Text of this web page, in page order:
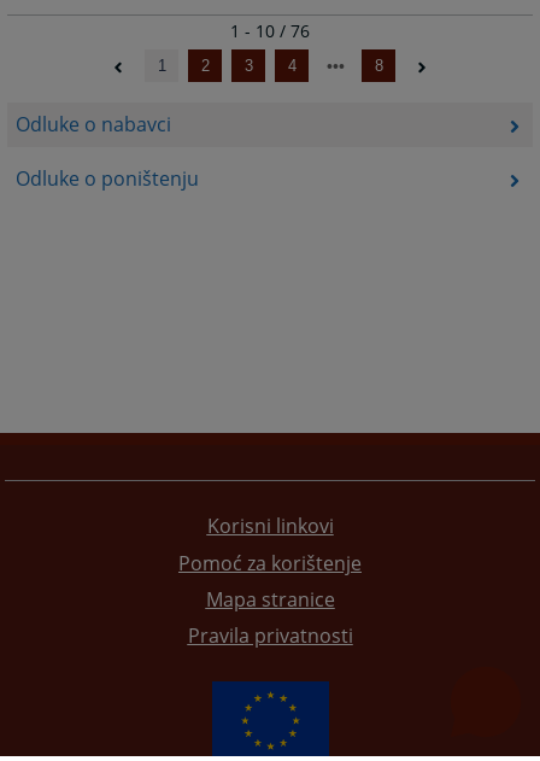
Odluke o nabavci
Odluke o poništenju
1 - 10 / 76
1 2 3 4 8
Korisni linkovi
Pomoć za korištenje
Mapa stranice
Pravila privatnosti